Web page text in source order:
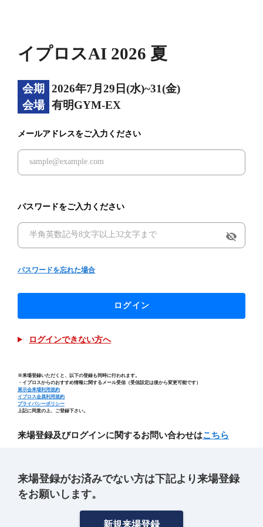
来場登録がお済みでない方は下記より来場登録
をお願いします。
新規来場登録
イプロスAI 2026 夏
会期
2026年7月29日(水)~31(金)
会場 有明GYM-EX
メールアドレスをご入力ください
パスワードをご入力ください
visibility_off
パスワードを忘れた場合
ログイン
ログインできない方へ
※来場登録いただくと、以下の登録も同時に行われます。
・イプロスからのおすすめ情報に関するメール受信（受信設定は後から変更可能です）
展示会来場利用規約
イプロス会員利用規約
プライバシーポリシー
上記に同意の上、ご登録下さい。
来場登録及びログインに関するお問い合わせはこちら